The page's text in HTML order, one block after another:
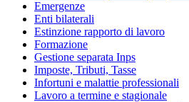
Emergenze
Enti bilaterali
Estinzione rapporto di lavoro
Formazione
Gestione separata Inps
Imposte, Tributi, Tasse
Infortuni e malattie professionali
Lavoro a termine e stagionale